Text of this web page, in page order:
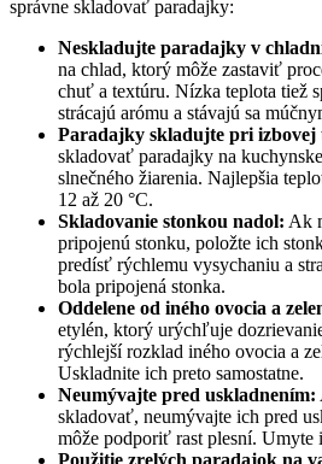
správne skladovať paradajky:
Neskladujte paradajky v
na chlad, ktorý môže zastaviť
chuť a textúru. Nízka teplota tiež
strácajú arómu a stávajú sa
Paradajky skladujte pri izbovej
skladovať paradajky na
slnečného žiarenia. Najlepšia
12 až 20 °C.
Skladovanie stonkou nadol: Ak
pripojenú stonku, položte ich
predísť rýchlemu vysychaniu a
bola pripojená stonka.
Oddelene od iného ovocia a
etylén, ktorý urýchľuje
rýchlejší rozklad iného ovocia a
Uskladnite ich preto samostatne.
Neumývajte pred uskladnením:
skladovať, neumývajte ich pred
môže podporiť rast plesní. Umyte
Použitie zrelých paradajok na